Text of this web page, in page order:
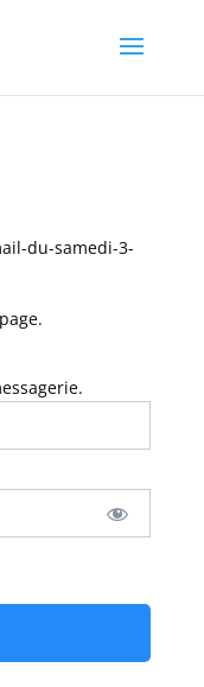
du-samedi-3-